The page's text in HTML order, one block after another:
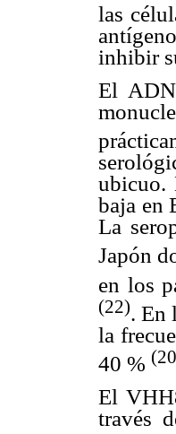
las
inhibir
El
ubicuo.
baja en
La
Japón
en los
(22). En
la
40 %
El
través